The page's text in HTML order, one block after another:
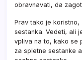
obravnavati, da
Prav tako je
sestanka. Vedeti, ali
vpliva na to, kako se
za spletne sestanke